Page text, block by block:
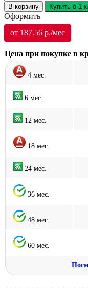
В корзину Купить в 1
Оформить
от 187.56 р./мес
Цена при покупке в
4 мес.
6 мес.
12 мес.
18 мес.
24 мес.
36 мес.
48 мес.
60 мес.